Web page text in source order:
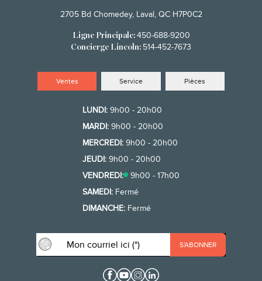
2705 Bd Chomedey, Laval, QC H7P0C2
Ligne Principale: 450-688-9200
Concierge Lincoln: 514-452-7673
Ventes Service Pièces
LUNDI: 9h00 - 20h00
MARDI: 9h00 - 20h00
MERCREDI: 9h00 - 20h00
JEUDI: 9h00 - 20h00
VENDREDI:
9h00 - 17h00
SAMEDI: Fermé
DIMANCHE: Fermé